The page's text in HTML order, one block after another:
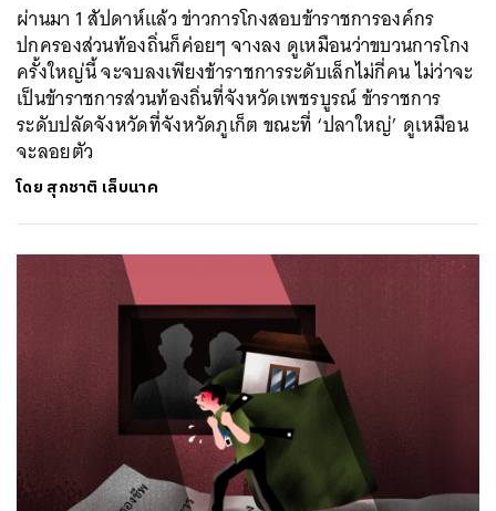
ผ่านมา 1 สัปดาห์แล้ว ข่าวการโกงสอบข้าราชการองค์กร
ปกครองส่วนท้องถิ่นก็ค่อยๆ จางลง ดูเหมือนว่าขบวนการโกง
ครั้งใหญ่นี้ จะจบลงเพียงข้าราชการระดับเล็กไม่กี่คน ไม่ว่าจะ
เป็นข้าราชการส่วนท้องถิ่นที่จังหวัดเพชรบูรณ์ ข้าราชการ
ระดับปลัดจังหวัดที่จังหวัดภูเก็ต ขณะที่ ‘ปลาใหญ่’ ดูเหมือน
จะลอยตัว
โดย สุภชาติ เล็บนาค